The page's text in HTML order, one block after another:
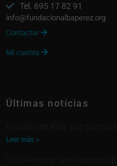
Tel. 695 17 82 91
info@fundacionalbaperez.org
Contactar 
Mi cuenta 
Últimas notícias
Leer más »